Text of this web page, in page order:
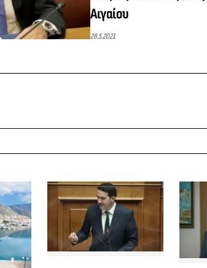
Αιγαίου
28.5.2021